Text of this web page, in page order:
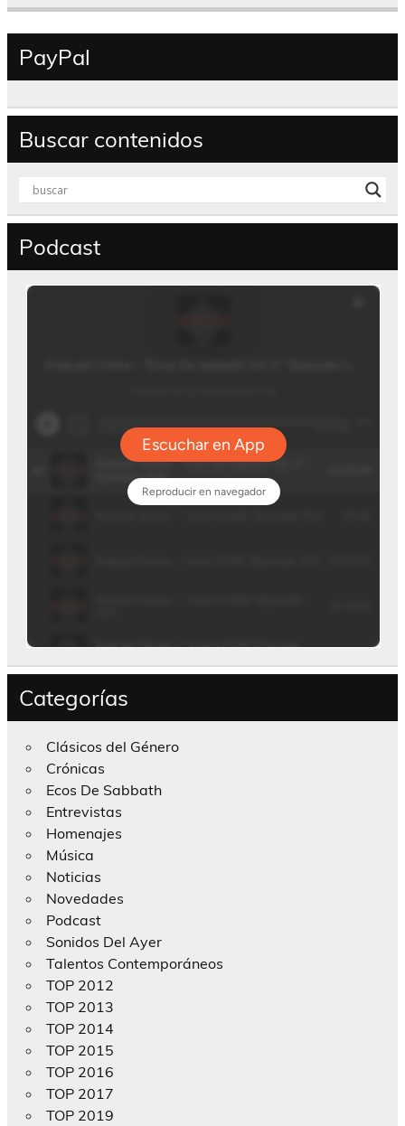
PayPal
Buscar contenidos
Podcast
Categorías
Clásicos del Género
Crónicas
Ecos De Sabbath
Entrevistas
Homenajes
Música
Noticias
Novedades
Podcast
Sonidos Del Ayer
Talentos Contemporáneos
TOP 2012
TOP 2013
TOP 2014
TOP 2015
TOP 2016
TOP 2017
TOP 2019